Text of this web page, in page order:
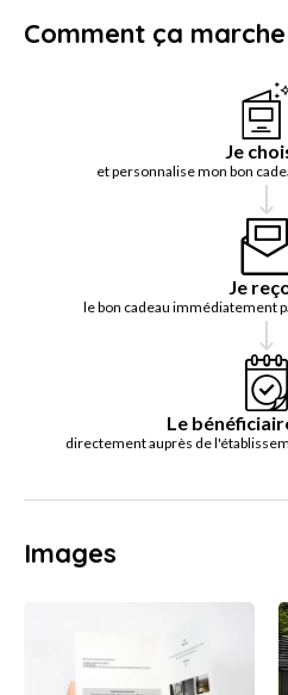
Comment ça marche
Je
et personnalise mon bon
Je
le bon cadeau immédiatement
Le
directement auprès de
Images